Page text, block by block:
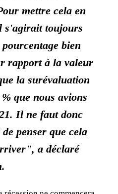
mettre cela en
s'agirait toujours
bien
rapport à la valeur
la surévaluation
que nous avions
Il ne faut donc
penser que cela
a déclaré